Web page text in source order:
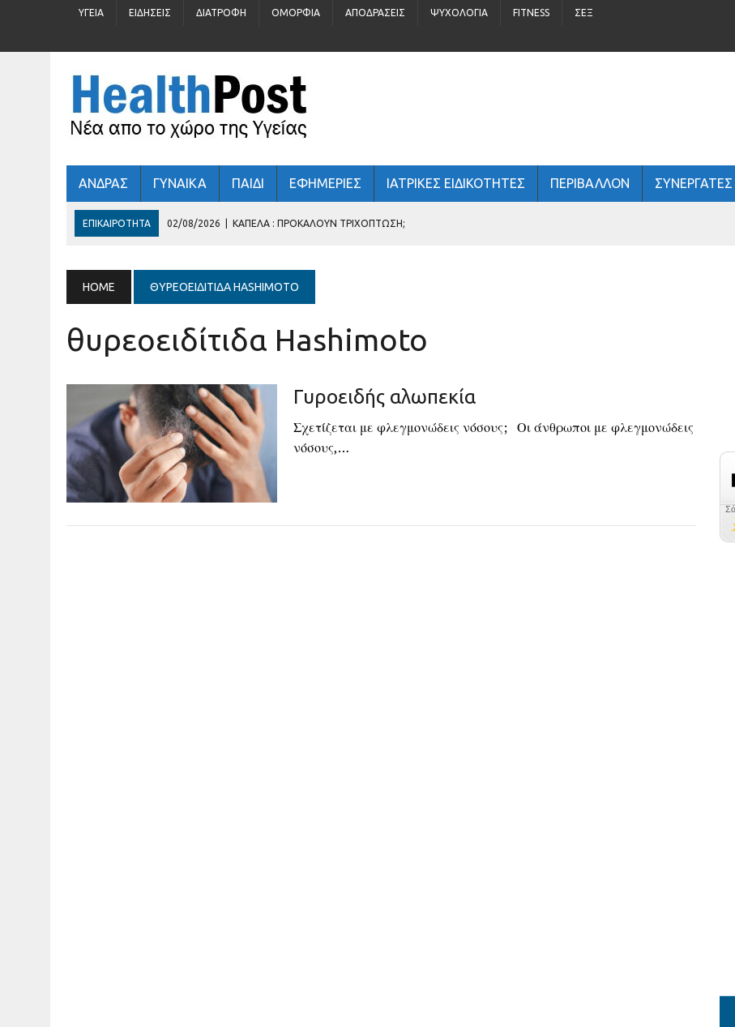
ΥΓΕΊΑ ΕΙΔΉΣΕΙΣ ΔΙΑΤΡΟΦΉ ΟΜΟΡΦΙΆ ΑΠΟΔΡΆΣΕΙΣ ΨΥΧΟΛΟΓΊΑ FITNESS ΣΈΞ
ΑΝΔΡΑΣ ΓΥΝΑΙΚΑ ΠΑΙΔΙ ΕΦΗΜΕΡΙΕΣ ΙΑΤΡΙΚΕΣ ΕΙΔΙΚΟΤΗΤΕΣ ΠΕΡΙΒΆΛΛΟΝ ΣΥΝΕΡΓΑΤΕΣ
ΕΠΙΚΑΙΡΌΤΗΤΑ 02/08/2026 ΚΑΠΈΛΑ : ΠΡΟΚΑΛΟΎΝ ΤΡΙΧΌΠΤΩΣΗ;
29/07/2026 | ΤΊ ΓΥΑΛΙΆ ΗΛΊΟΥ ΦΟΡΆΤΕ;
ΕΛΛΗΝΙΚΉ ΚΑΡΔΙΟΛΟΓΙΚΉ ΕΤΑΙΡΕΊΑ
HOME ΘΥΡΕΟΕΙΔΊΤΙΔΑ HASHIMOTO
θυρεοειδίτιδα Hashimoto
Γυροειδής αλωπεκία
Σχετίζεται με φλεγμονώδεις νόσους; Οι άνθρωποι με φλεγμονώδεις
νόσους,…